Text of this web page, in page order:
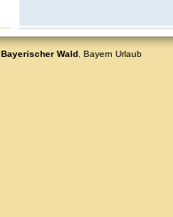
Bayerischer Wald Bayern Urlaub